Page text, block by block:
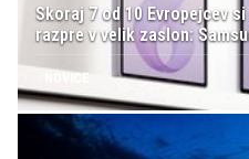
Skoraj 7 od 10 Evropejcev
razpre v velik zaslon: